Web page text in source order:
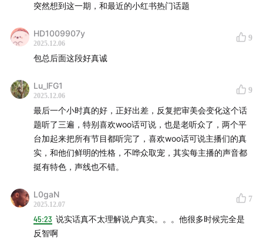
WOO二手市集
突然想到这一期，和最近的小红书热门话题
HD1009907y
2025.12.06
9
包总后面这段好真诚
Lu_lFG1
2025.12.06
9
最后一个小时真的好，正好出差，反复把审美会变化这个话
题听了三遍，特别喜欢woo话可说，也是老听众了，两个平
台加起来把所有节目都听完了，喜欢woo话可说主播们的真
实，和他们鲜明的性格，不哗众取宠，其实每主播的声音都
挺有特色，声线也不错。
L0gaN
2025.12.07
7
45:23 说实话真不太理解说户真实。。。他很多时候完全是
反智啊